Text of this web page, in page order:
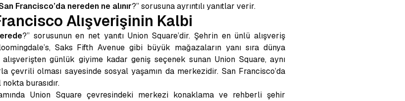
Francisco’da nereden ne alınır?” sorusuna ayrıntılı yanıtlar verir.
Alışverişinin Kalbi
?” sorusunun en net yanıtı Union Square’dir. Şehrin en ünlü alışveriş
Saks Fifth Avenue gibi büyük mağazaların yanı sıra dünya
günlük giyime kadar geniş seçenek sunan Union Square, aynı
olması sayesinde sosyal yaşamın da merkezidir. San Francisco’da
burasıdır.
Union Square çevresindeki merkezi konaklama ve rehberli şehir